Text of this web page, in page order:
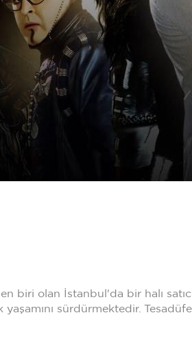
biri olan İstanbul'da bir halı
yaşamını sürdürmektedir.